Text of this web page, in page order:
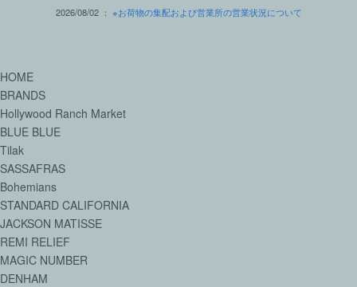
2026/08/02 ： ※お荷物の集配および営業所の営業状況について
HOME
BRANDS
Hollywood Ranch Market
BLUE BLUE
Tilak
SASSAFRAS
Bohemians
STANDARD CALIFORNIA
JACKSON MATISSE
REMI RELIEF
MAGIC NUMBER
DENHAM